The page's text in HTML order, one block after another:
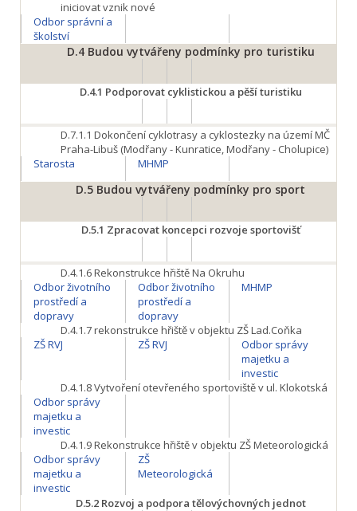
iniciovat vznik nové
Odbor správní a
školství
D.4Budou vytvářeny podmínky pro turistiku
D.4.1 Podporovat cyklistickou a pěší turistiku
D.7.1.1 Dokončení cyklotrasy a cyklostezky na území MČ
Praha-Libuš (Modřany - Kunratice, Modřany - Cholupice)
Starosta
MHMP
D.5 Budou vytvářeny podmínky pro sport
D.5.1 Zpracovat koncepci rozvoje sportovišť
D.4.1.6Rekonstrukce hřiště Na Okruhu
Odbor životního
prostředí a
dopravy
Odbor životního
prostředí a
dopravy
MHMP
D.4.1.7rekonstrukce hřiště v objektu ZŠ Lad.Coňka
ZŠ RVJ
ZŠ RVJ
Odbor správy
majetku a
investic
D.4.1.8Vytvoření otevřeného sportoviště v ul. Klokotská
Odbor správy
majetku a
investic
D.4.1.9Rekonstrukce hřiště v objektu ZŠ Meteorologická
Odbor správy
majetku a
investic
ZŠ
Meteorologická
D.5.2Rozvoj a podpora tělovýchovných jednot